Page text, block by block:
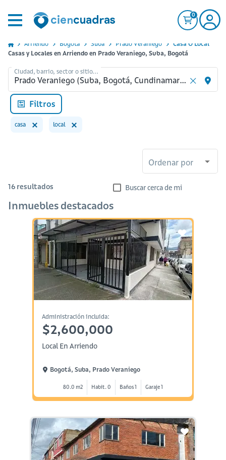
0
Arriendo Bogota Suba Prado Veraniego
Casa O Local
Casas y Locales en Arriendo en Prado Veraniego, Suba, Bogotá
Ciudad, barrio, sector o sitio...
Filtros
casa local
Ordenar por
16 resultados Buscar cerca de mi
Inmuebles destacados
Administración incluida:
$2,600,000
Local En Arriendo
Bogotá, Suba, Prado Veraniego
80.0 m2 Habit. 0 Baños 1 Garaje 1